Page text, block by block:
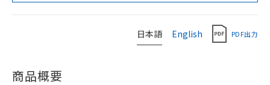
日本語 English PDF出力
商品概要